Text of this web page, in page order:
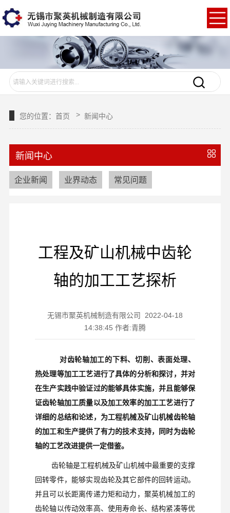
您的位置： 首页 > 新闻中心
新闻中心
企业新闻 业界动态 常见问题
工程及矿山机械中齿轮
轴的加工工艺探析
无锡市聚英机械制造有限公司 2022-04-18
14:38:45 作者:青腾
对齿轮轴加工的下料、切削、表面处理、
热处理等加工工艺进行了具体的分析和探讨，并对
在生产实践中验证过的能够具体实施，并且能够保
证齿轮轴加工质量以及加工效率的加工工艺进行了
详细的总结和论述，为工程机械及矿山机械齿轮轴
的加工和生产提供了有力的技术支持，同时为齿轮
轴的工艺改进提供一定借鉴。
齿轮轴是工程机械及矿山机械中最重要的支撑
回转零件，能够实现齿轮及其它部件的回转运动。
并且可以长距离传递力矩和动力，聚英机械加工的
齿轮轴以传动效率高、使用寿命长、结构紧凑等优